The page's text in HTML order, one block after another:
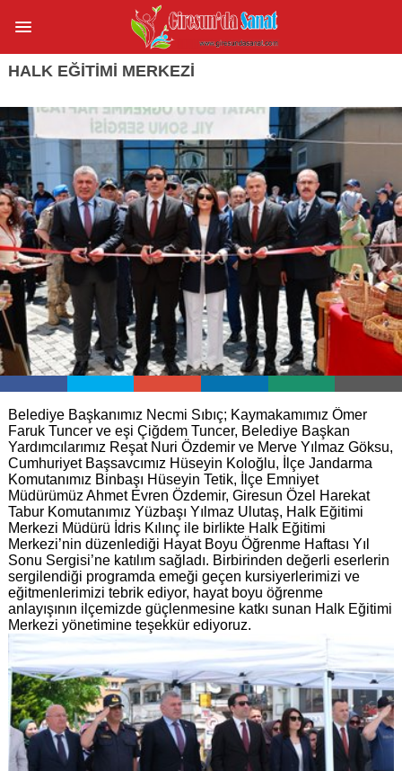
HALK EĞITIMI MERKEZI
Belediye Başkanımız Necmi Sıbıç; Kaymakamımız Ömer
Faruk Tuncer ve eşi Çiğdem Tuncer, Belediye Başkan
Yardımcılarımız Reşat Nuri Özdemir ve Merve Yılmaz Göksu,
Cumhuriyet Başsavcımız Hüseyin Koloğlu, İlçe Jandarma
Komutanımız Binbaşı Hüseyin Tetik, İlçe Emniyet
Müdürümüz Ahmet Evren Özdemir, Giresun Özel Harekat
Tabur Komutanımız Yüzbaşı Yılmaz Ulutaş, Halk Eğitimi
Merkezi Müdürü İdris Kılınç ile birlikte Halk Eğitimi
Merkezi’nin düzenlediği Hayat Boyu Öğrenme Haftası Yıl
Sonu Sergisi’ne katılım sağladı. Birbirinden değerli eserlerin
sergilendiği programda emeği geçen kursiyerlerimizi ve
eğitmenlerimizi tebrik ediyor, hayat boyu öğrenme
anlayışının ilçemizde güçlenmesine katkı sunan Halk Eğitimi
Merkezi yönetimine teşekkür ediyoruz.